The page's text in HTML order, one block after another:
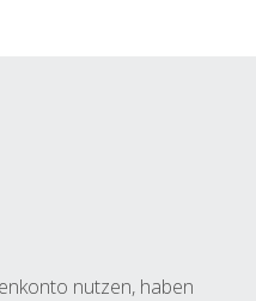
nutzen, haben